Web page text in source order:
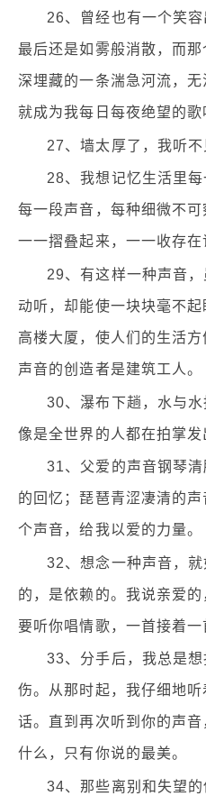
26、曾经也有一个笑
最后还是如雾般消散，而
深埋藏的一条湍急河流，无
就成为我每日每夜绝望的歌
27、墙太厚了，我听不
28、我想记忆生活里每
每一段声音，每种细微不可
一一摺叠起来，一一收存在
29、有这样一种声音
动听，却能使一块块毫不
高楼大厦，使人们的生活
声音的创造者是建筑工人。
30、瀑布下趟，水与水
像是全世界的人都在拍掌发
31、父爱的声音钢琴
的回忆；琵琶青涩凄清的
个声音，给我以爱的力量。
32、想念一种声音，
的，是依赖的。我说亲爱
要听你唱情歌，一首接着
33、分手后，我总是
伤。从那时起，我仔细地
话。直到再次听到你的声
什么，只有你说的最美。
34、那些离别和失望